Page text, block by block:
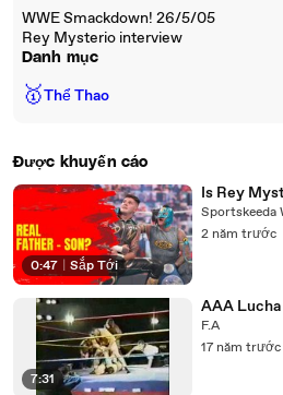
WWE Smackdown! 26/5/05
Rey Mysterio interview
Danh mục
🥇Thể Thao
Được khuyến cáo
0:47 Sắp Tới
Is Rey
Sportskeeda
2 năm trước
7:31
AAA
F.A
17 năm trước